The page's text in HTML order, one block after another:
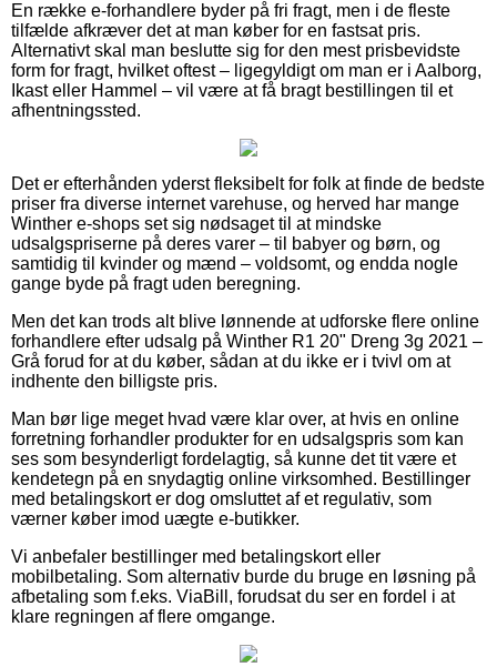
En række e-forhandlere byder på fri fragt, men i de fleste
tilfælde afkræver det at man køber for en fastsat pris.
Alternativt skal man beslutte sig for den mest prisbevidste
form for fragt, hvilket oftest – ligegyldigt om man er i Aalborg,
Ikast eller Hammel – vil være at få bragt bestillingen til et
afhentningssted.
Det er efterhånden yderst fleksibelt for folk at finde de bedste
priser fra diverse internet varehuse, og herved har mange
Winther e-shops set sig nødsaget til at mindske
udsalgspriserne på deres varer – til babyer og børn, og
samtidig til kvinder og mænd – voldsomt, og endda nogle
gange byde på fragt uden beregning.
Men det kan trods alt blive lønnende at udforske flere online
forhandlere efter udsalg på Winther R1 20" Dreng 3g 2021 –
Grå forud for at du køber, sådan at du ikke er i tvivl om at
indhente den billigste pris.
Man bør lige meget hvad være klar over, at hvis en online
forretning forhandler produkter for en udsalgspris som kan
ses som besynderligt fordelagtig, så kunne det tit være et
kendetegn på en snydagtig online virksomhed. Bestillinger
med betalingskort er dog omsluttet af et regulativ, som
værner køber imod uægte e-butikker.
Vi anbefaler bestillinger med betalingskort eller
mobilbetaling. Som alternativ burde du bruge en løsning på
afbetaling som f.eks. ViaBill, forudsat du ser en fordel i at
klare regningen af flere omgange.